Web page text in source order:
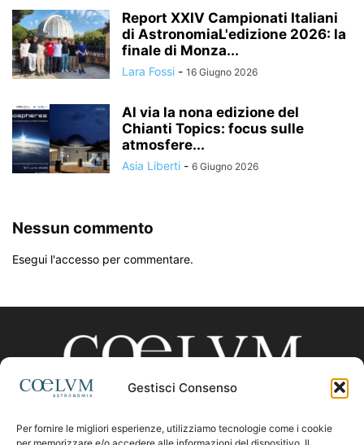
Gestisci Consenso
Per fornire le migliori esperienze, utilizziamo tecnologie come i cookie
Report XXIV Campionati Italiani
di AstronomiaL'edizione 2026: la
finale di Monza...
Lara Fossi - 16 Giugno 2026
Al via la nona edizione del
Chianti Topics: focus sulle
atmosfere...
Asia Liberti - 6 Giugno 2026
Nessun commento
Esegui l'accesso per commentare.